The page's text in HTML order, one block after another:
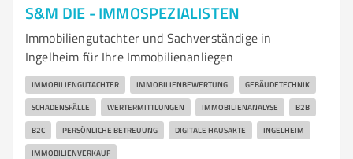
S&M DIE - IMMOSPEZIALISTEN
Immobiliengutachter und Sachverständige in
Ingelheim für Ihre Immobilienanliegen
IMMOBILIENGUTACHTER IMMOBILIENBEWERTUNG GEBÄUDETECHNIK
SCHADENSFÄLLE WERTERMITTLUNGEN IMMOBILIENANALYSE B2B
B2C PERSÖNLICHE BETREUUNG DIGITALE HAUSAKTE INGELHEIM
IMMOBILIENVERKAUF